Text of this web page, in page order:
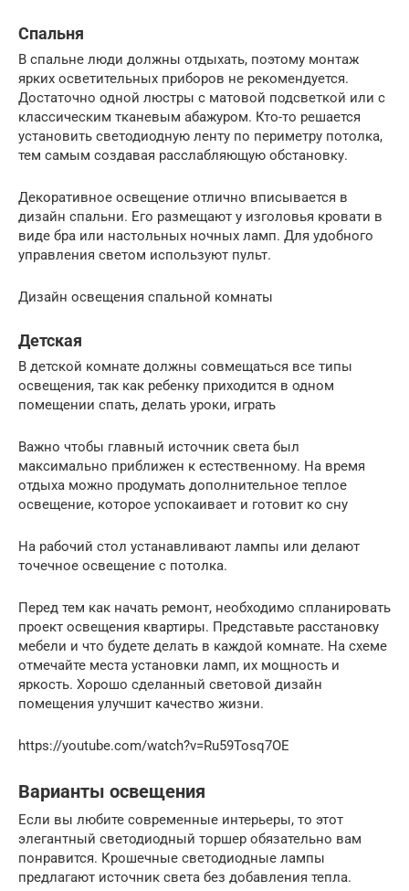
Спальня
В спальне люди должны отдыхать, поэтому монтаж
ярких осветительных приборов не рекомендуется.
Достаточно одной люстры с матовой подсветкой или с
классическим тканевым абажуром. Кто-то решается
установить светодиодную ленту по периметру потолка,
тем самым создавая расслабляющую обстановку.
Декоративное освещение отлично вписывается в
дизайн спальни. Его размещают у изголовья кровати в
виде бра или настольных ночных ламп. Для удобного
управления светом используют пульт.
Дизайн освещения спальной комнаты
Детская
В детской комнате должны совмещаться все типы
освещения, так как ребенку приходится в одном
помещении спать, делать уроки, играть
Важно чтобы главный источник света был
максимально приближен к естественному. На время
отдыха можно продумать дополнительное теплое
освещение, которое успокаивает и готовит ко сну
На рабочий стол устанавливают лампы или делают
точечное освещение с потолка.
Перед тем как начать ремонт, необходимо спланировать
проект освещения квартиры. Представьте расстановку
мебели и что будете делать в каждой комнате. На схеме
отмечайте места установки ламп, их мощность и
яркость. Хорошо сделанный световой дизайн
помещения улучшит качество жизни.
https://youtube.com/watch?v=Ru59Tosq7OE
Варианты освещения
Если вы любите современные интерьеры, то этот
элегантный светодиодный торшер обязательно вам
понравится. Крошечные светодиодные лампы
предлагают источник света без добавления тепла.